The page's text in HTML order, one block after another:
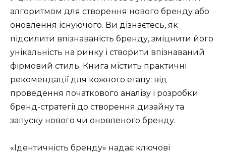
алгоритмом для створення нового бренду або
оновлення існуючого. Ви дізнаєтесь, як
підсилити впізнаваність бренду, зміцнити його
унікальність на ринку і створити впізнаваний
фірмовий стиль. Книга містить практичні
рекомендації для кожного етапу: від
проведення початкового аналізу і розробки
бренд-стратегії до створення дизайну та
запуску нового чи оновленого бренду.
«Ідентичність бренду» надає ключові